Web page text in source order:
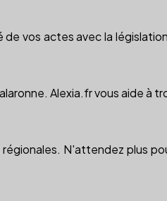
vos actes avec la
Alexia.fr vous aide à
N'attendez plus